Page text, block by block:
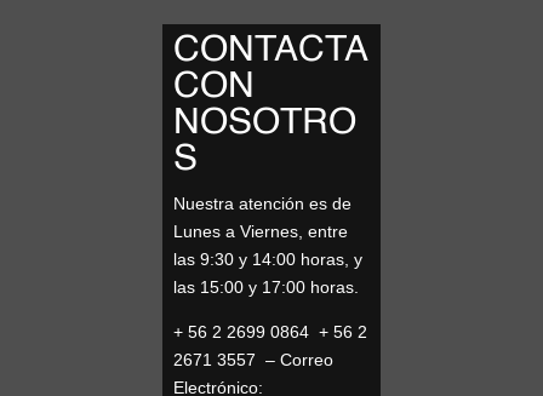
CONTACTA
CON
NOSOTRO
S
Nuestra atención es de
Lunes a Viernes, entre
las 9:30 y 14:00 horas, y
las 15:00 y 17:00 horas.
+ 56 2 2699 0864 + 56 2
2671 3557 – Correo
Electrónico: